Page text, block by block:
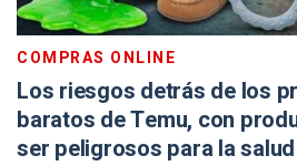
COMPRAS ONLINE
Los riesgos detrás de los
baratos de Temu, con
ser peligrosos para la salud